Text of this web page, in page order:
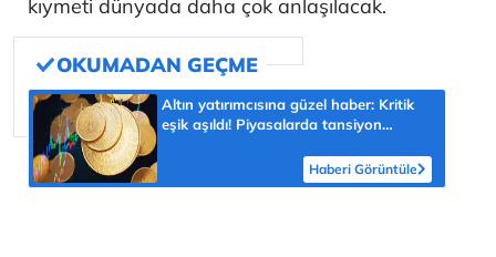
kıymeti dünyada daha çok anlaşılacak.
Altın yatırımcısına güzel haber: Kritik
eşik aşıldı! Piyasalarda tansiyon
Haberi Görüntüle